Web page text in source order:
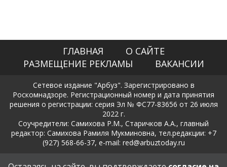
ГЛАВНАЯ
О САЙТЕ
РАЗМЕЩЕНИЕ РЕКЛАМЫ
ВАКАНСИИ
Сетевое издание "Арбуз". Зарегистрировано в
Роскомнадзоре. Регистрационный номер и дата принятия
решения о регистрации: серия Эл № ФС77-83656 от 26 июля
2022 г.
Соучредители: Самихова Р.М., Старичков А.А., главный
редактор: Самихова Рамиля Мукминовна, тел.редакции: +7
(927) 568-66-37, e-mail: red@arbuztoday.ru
Политика в отношении обработки и защиты персональных